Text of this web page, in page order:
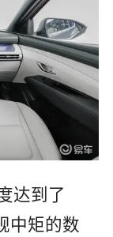
达到了
中矩的数